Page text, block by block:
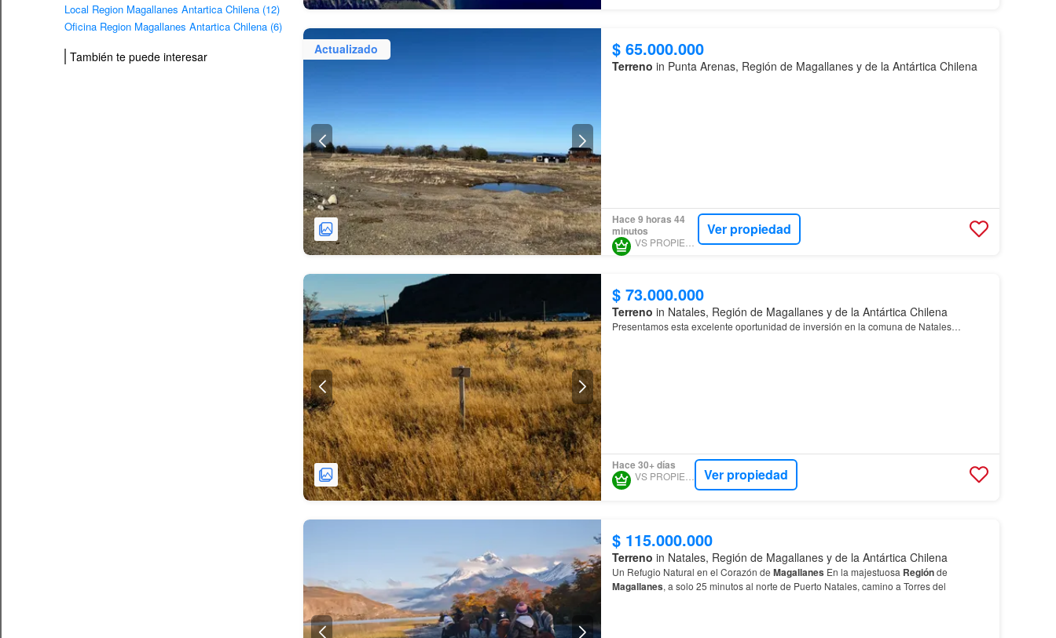
Local Region Magallanes Antartica Chilena (12)
Oficina Region Magallanes Antartica Chilena (6)
También te puede interesar Actualizado $ 65.000.000
Terreno in Punta Arenas, Región de Magallanes y de la Antártica Chilena
Hace 9 horas 44
minutos
VS PROPIEDADES
Ver propiedad
$ 73.000.000
Terreno in Natales, Región de Magallanes y de la Antártica Chilena
Presentamos esta excelente oportunidad de inversión en la comuna de Natales…
Hace 30+ días
VS PROPIEDADES Ver propiedad
$ 115.000.000
Terreno in Natales, Región de Magallanes y de la Antártica Chilena
Un Refugio Natural en el Corazón de Magallanes En la majestuosa Regiónde
Magallanes, a solo 25 minutos al norte de Puerto Natales, camino a Torres del